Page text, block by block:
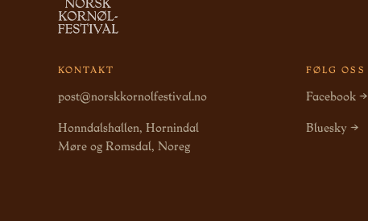
KONTAKT
post@norskkornolfestival.no
Honndalshallen, Hornindal
Møre og Romsdal, Noreg
FØLG OSS
Facebook →
Bluesky →